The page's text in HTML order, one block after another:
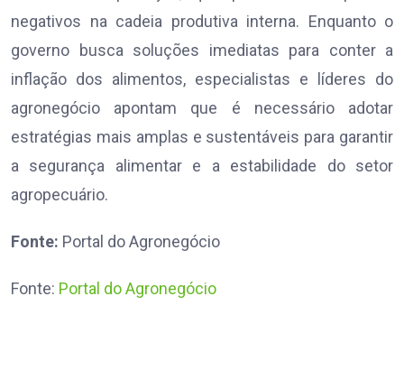
negativos na cadeia produtiva interna. Enquanto o
governo busca soluções imediatas para conter a
inflação dos alimentos, especialistas e líderes do
agronegócio apontam que é necessário adotar
estratégias mais amplas e sustentáveis para garantir
a segurança alimentar e a estabilidade do setor
agropecuário.
Fonte: Portal do Agronegócio
Fonte: Portal do Agronegócio